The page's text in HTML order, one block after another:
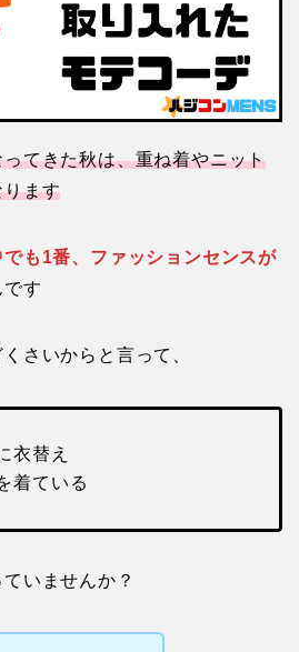
てきた秋は、重ね着やニット
ります
も1番、ファッションセンスが
です
さいからと言って、
衣替え
着ている
いませんか？